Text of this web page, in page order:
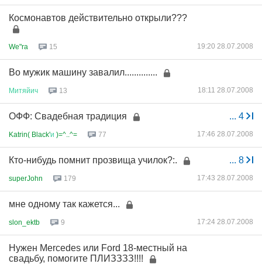
Космонавтов действительно открыли???
We"ra 15 19:20 28.07.2008
Во мужик машину завалил..............
Митяйич 13 18:11 28.07.2008
... 4
ОФФ: Свадебная традиция
Katrin( Black'и )=^..^= 77 17:46 28.07.2008
... 8
Кто-нибудь помнит прозвища училок?:.
superJohn 179 17:43 28.07.2008
мне одному так кажется...
slon_ektb 9 17:24 28.07.2008
Нужен Mercedes или Ford 18-местный на
свадьбу, помогите ПЛИЗЗЗЗ!!!!